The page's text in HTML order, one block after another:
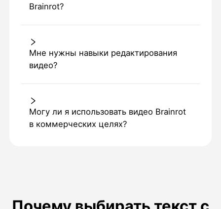
Brainrot?
Мне нужны навыки редактирования
видео?
Могу ли я использовать видео Brainrot
в коммерческих целях?